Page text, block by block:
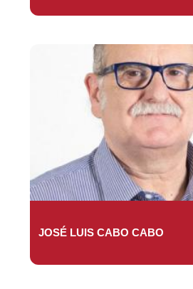
JOSÉ LUIS CABO CABO